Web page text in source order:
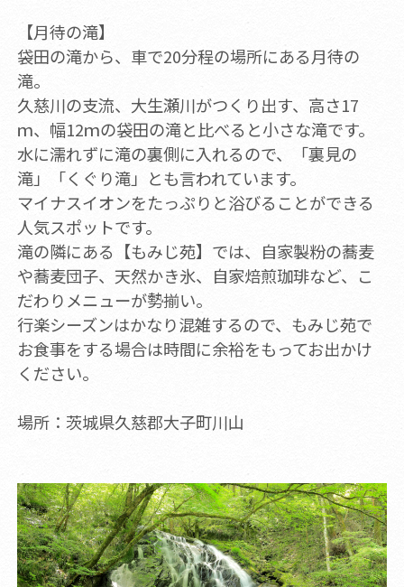
【月待の滝】
袋田の滝から、車で20分程の場所にある月待の
滝。
久慈川の支流、大生瀬川がつくり出す、高さ17
ｍ、幅12ｍの袋田の滝と比べると小さな滝です。
水に濡れずに滝の裏側に入れるので、「裏見の
滝」「くぐり滝」とも言われています。
マイナスイオンをたっぷりと浴びることができる
人気スポットです。
滝の隣にある【もみじ苑】では、自家製粉の蕎麦
や蕎麦団子、天然かき氷、自家焙煎珈琲など、こ
だわりメニューが勢揃い。
行楽シーズンはかなり混雑するので、もみじ苑で
お食事をする場合は時間に余裕をもってお出かけ
ください。
場所：茨城県久慈郡大子町川山